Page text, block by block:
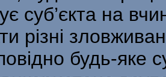
суб’єкта на
різні
будь-яке